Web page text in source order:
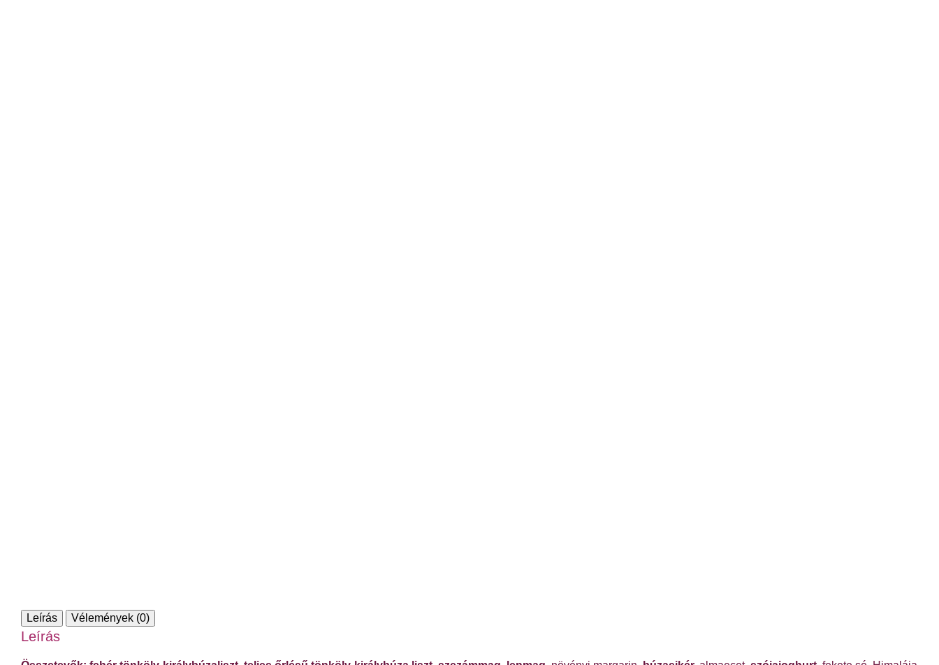
Leírás Vélemények (0)
Leírás